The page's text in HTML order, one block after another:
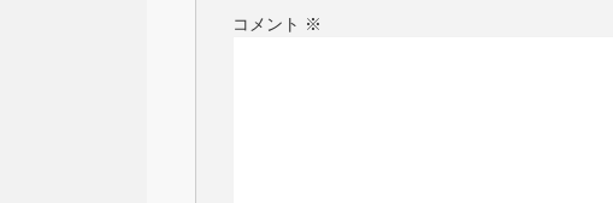
コメント ※